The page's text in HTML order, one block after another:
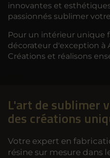
innovantes et
passionnés sublimer
Pour un intérieur unique
décorateur d'exception à
Créations et réalisons
L'art de sublimer
des créations
Votre expert en
résine sur mesure dans